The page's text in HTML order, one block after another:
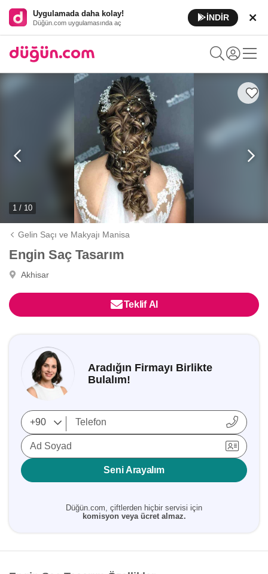
Uygulamada daha kolay!
Düğün.com uygulamasında aç
İNDİR
1 / 10
Gelin Saçı ve Makyajı Manisa
Engin Saç Tasarım
Akhisar
Teklif Al
Aradığın Firmayı Birlikte
Bulalım!
Ad Soyad
Seni Arayalım
Düğün.com, çiftlerden hiçbir servisi için
komisyon veya ücret almaz.